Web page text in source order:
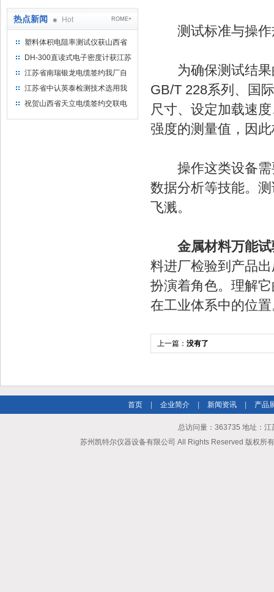
热点新闻 Hot ROME+
塑料体积电阻率测试仪获山西省
水利机械厂选用
DH-300直读式电子密度计获江苏
省苏州市安信塑业选用
江苏省南瑞银龙电缆签约我厂自
然换气老化箱等电缆检测设备
江苏省中认英泰检测技术选用我
厂自然换气老化试验箱
祝贺山西省天立电缆签约交联电
测试标准与操作
为确保测试结果
GB/T 228系列、国
尺寸、设定加载速
强度的测量值，因
操作这类设备需
数据分析等技能。
飞溅。
金属材料万能
料进厂检验到产品
扮演着角色。理解
在工业体系中的位
上一篇： 没有了
首页 企业简介 新闻资讯 产品
总访问量：363735 地址：
苏州凯特尔仪器设备有限公司 All Rights Reserved 版权所